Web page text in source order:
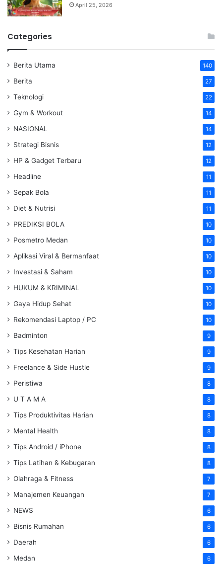
April 25, 2026
Categories
Berita Utama 140
Berita 27
Teknologi 22
Gym & Workout 14
NASIONAL 14
Strategi Bisnis 12
HP & Gadget Terbaru 12
Headline 11
Sepak Bola 11
Diet & Nutrisi 11
PREDIKSI BOLA 10
Posmetro Medan 10
Aplikasi Viral & Bermanfaat 10
Investasi & Saham 10
HUKUM & KRIMINAL 10
Gaya Hidup Sehat 10
Rekomendasi Laptop / PC 10
Badminton 9
Tips Kesehatan Harian 9
Freelance & Side Hustle 9
Peristiwa 8
U T A M A 8
Tips Produktivitas Harian 8
Mental Health 8
Tips Android / iPhone 8
Tips Latihan & Kebugaran 8
Olahraga & Fitness 7
Manajemen Keuangan 7
NEWS 6
Bisnis Rumahan 6
Daerah 6
Medan 6